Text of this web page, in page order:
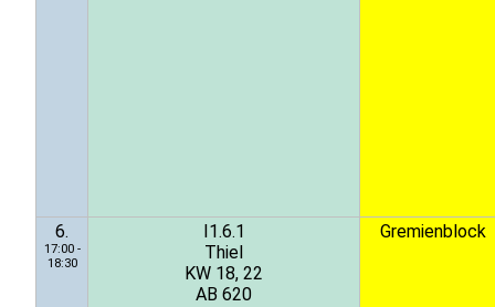
6.
17:00 -
18:30
I1.6.1
Thiel
KW 18, 22
AB 620
Gremienblock